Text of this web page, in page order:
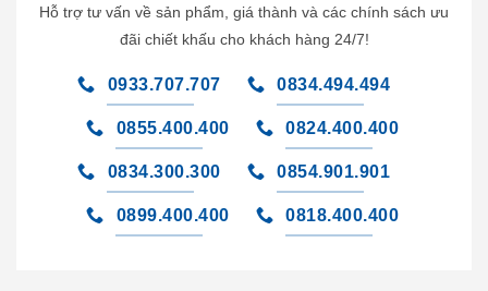
Hỗ trợ tư vấn về sản phẩm, giá thành và các chính sách ưu
đãi chiết khấu cho khách hàng 24/7!
0933.707.707 0834.494.494
0855.400.400 0824.400.400
0834.300.300 0854.901.901
0899.400.400 0818.400.400